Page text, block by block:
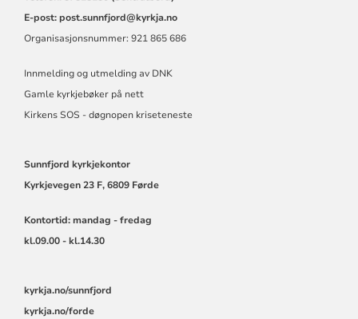
E-post:post.sunnfjord@kyrkja.no
Organisasjonsnummer: 921 865 686
Innmelding og utmelding av DNK
Gamle kyrkjebøker på nett
Kirkens SOS - døgnopen kriseteneste
Sunnfjord kyrkjekontor
Kyrkjevegen 23 F, 6809 Førde
Kontortid: mandag - fredag
kl.09.00 - kl.14.30
kyrkja.no/sunnfjord
kyrkja.no/forde